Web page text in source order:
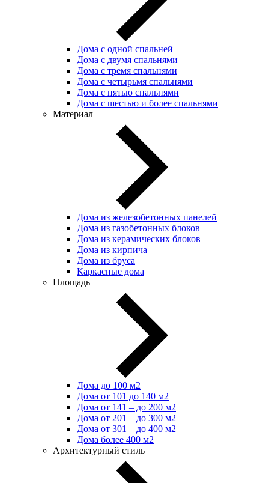
Дома с одной спальней
Дома с двумя спальнями
Дома с тремя спальнями
Дома с четырьмя спальнями
Дома с пятью спальнями
Дома с шестью и более спальнями
Материал
Дома из железобетонных панелей
Дома из газобетонных блоков
Дома из керамических блоков
Дома из кирпича
Дома из бруса
Каркасные дома
Площадь
Дома до 100 м2
Дома от 101 до 140 м2
Дома от 141 – до 200 м2
Дома от 201 – до 300 м2
Дома от 301 – до 400 м2
Дома более 400 м2
Архитектурный стиль